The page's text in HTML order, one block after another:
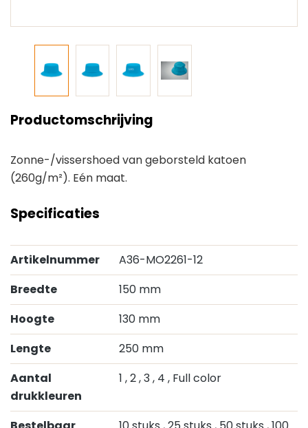
Productomschrijving
Zonne-/vissershoed van geborsteld katoen
(260g/m²). Eén maat.
Specificaties
Artikelnummer
A36-MO2261-12
Breedte
150 mm
Hoogte
130 mm
Lengte
250 mm
Aantal
drukkleuren
1 , 2, 3, 4 , Full color